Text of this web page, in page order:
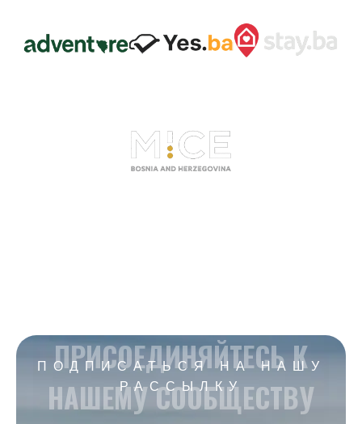
ПОДПИСАТЬСЯ НА НАШУ
РАССЫЛКУ
ПРИСОЕДИНЯЙТЕСЬ К
НАШЕМУ СООБЩЕСТВУ